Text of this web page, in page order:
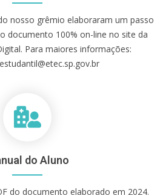
nosso grêmio elaboraram um passo
documento 100% on-line no site da
Para maiores informações:
do Aluno
do documento elaborado em 2024.